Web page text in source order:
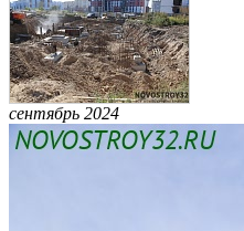
сентябрь 2024